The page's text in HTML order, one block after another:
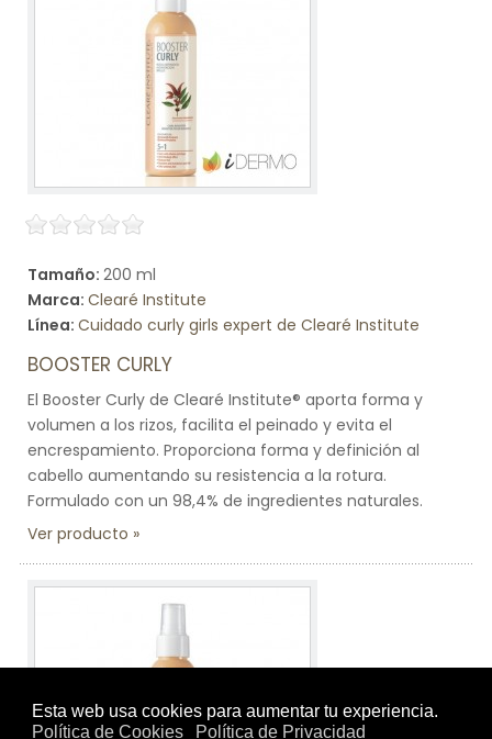
Tamaño: 200 ml
Marca: Clearé Institute
Línea: Cuidado curly girls expert de Clearé Institute
BOOSTER CURLY
El Booster Curly de Clearé Institute® aporta forma y
volumen a los rizos, facilita el peinado y evita el
encrespamiento. Proporciona forma y definición al
cabello aumentando su resistencia a la rotura.
Formulado con un 98,4% de ingredientes naturales.
Ver producto